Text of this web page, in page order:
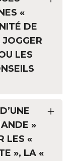
«
DE
LES
»
LES «
», LA «